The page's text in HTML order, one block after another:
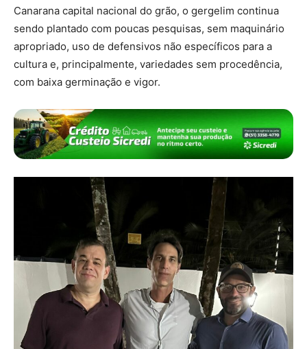
Canarana capital nacional do grão, o gergelim continua
sendo plantado com poucas pesquisas, sem maquinário
apropriado, uso de defensivos não específicos para a
cultura e, principalmente, variedades sem procedência,
com baixa germinação e vigor.